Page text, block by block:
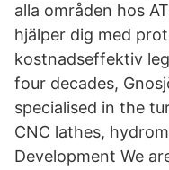
alla områden hos
hjälper dig med
kostnadseffektiv
four decades,
specialised in the
CNC lathes,
Development We